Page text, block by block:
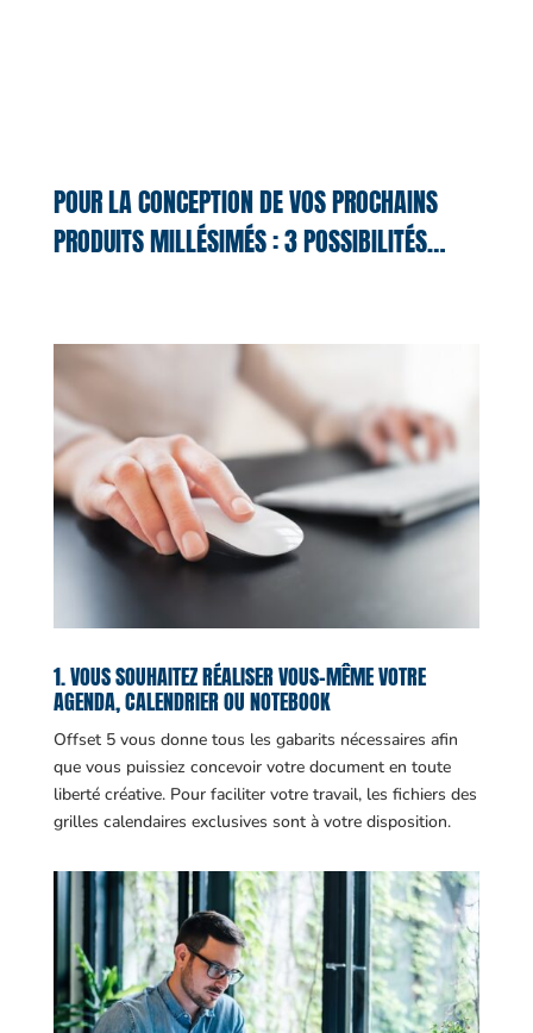
POUR LA CONCEPTION DE VOS PROCHAINS
PRODUITS MILLÉSIMÉS : 3 POSSIBILITÉS…
1. VOUS SOUHAITEZ RÉALISER VOUS-MÊME VOTRE
AGENDA, CALENDRIER OU NOTEBOOK
Offset 5 vous donne tous les gabarits nécessaires afin
que vous puissiez concevoir votre document en toute
liberté créative. Pour faciliter votre travail, les fichiers des
grilles calendaires exclusives sont à votre disposition.